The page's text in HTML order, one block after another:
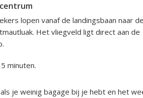
lopen vanaf de landingsbaan naar
Het vliegveld ligt direct aan de
minuten.
je weinig bagage bij je hebt en het